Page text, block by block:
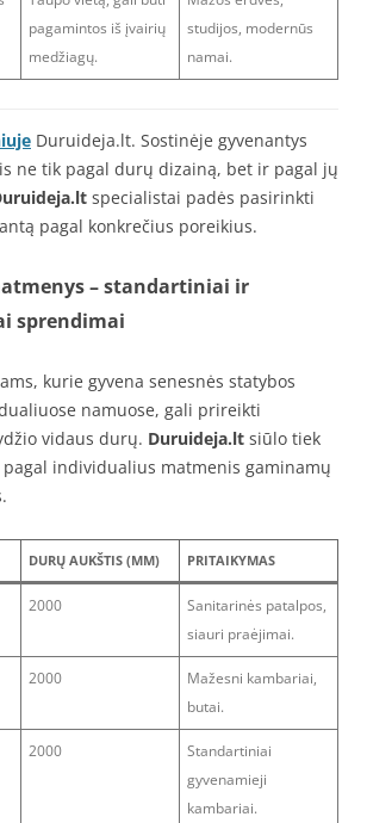
pagamintos iš įvairių
medžiagų.
studijos, modernūs
namai.
Duruideja.lt. Sostinėje gyvenantys
ne tik pagal durų dizainą, bet ir pagal jų
specialistai padės pasirinkti
pagal konkrečius poreikius.
– standartiniai ir
sprendimai
kurie gyvena senesnės statybos
namuose, gali prireikti
vidaus durų. Duruideja.lt siūlo tiek
individualius matmenis gaminamų
DURŲ AUKŠTIS (MM) PRITAIKYMAS
2000
Sanitarinės patalpos,
siauri praėjimai.
2000
Mažesni kambariai,
butai.
2000
Standartiniai
gyvenamieji
kambariai.